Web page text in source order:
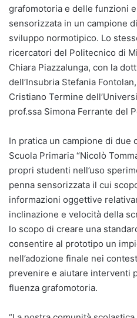
grafomotoria e delle funzioni
sensorizzata in un campione
sviluppo normotipico. Lo
ricercatori del Politecnico di
Chiara Piazzalunga, con la
dell’Insubria Stefania
Cristiano Termine
prof.ssa Simona Ferrante del
In pratica un campione di due
Scuola Primaria “Nicolò
propri studenti nell’uso
penna sensorizzata il cui
informazioni oggettive
inclinazione e velocità della
lo scopo di creare una
consentire al prototipo un
nell’adozione finale nei
prevenire e aiutare interventi
fluenza grafomotoria.